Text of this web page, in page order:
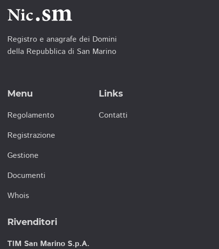
Registro e anagrafe dei Domini
della Repubblica di San Marino
Menu
Regolamento
Registrazione
Gestione
Documenti
Whois
Links
Contatti
Rivenditori
TIM San Marino S.p.A.